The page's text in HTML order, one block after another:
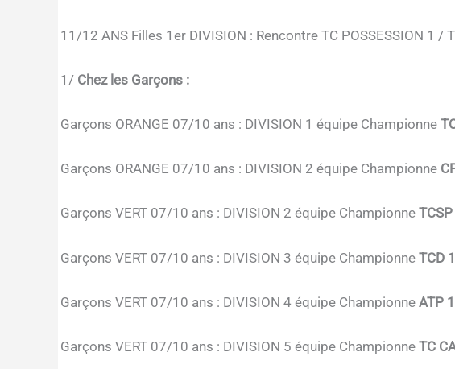
11/12 ANS Filles 1er DIVISION : Rencontre TC POSSESSION 1
1/ Chez les Garçons :
Garçons ORANGE 07/10 ans : DIVISION 1 équipe Championne
Garçons ORANGE 07/10 ans : DIVISION 2 équipe Championne
Garçons VERT 07/10 ans : DIVISION 2 équipe Championne TCSP
Garçons VERT 07/10 ans : DIVISION 3 équipe Championne TCD 1
Garçons VERT 07/10 ans : DIVISION 4 équipe Championne ATP 1
Garçons VERT 07/10 ans : DIVISION 5 équipe Championne TC